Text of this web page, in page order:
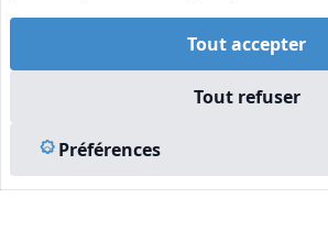
Tout accepter
Tout refuser
Préférences
EN SAVOIR PLUS
Vu à la Télé
Plan du site